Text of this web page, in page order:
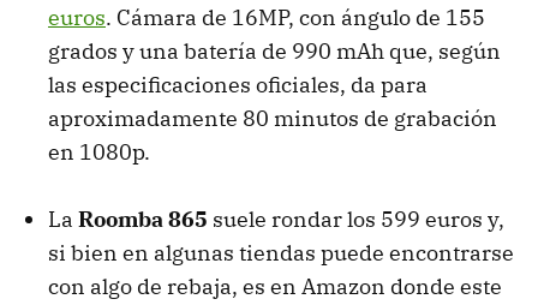
euros. Cámara de 16MP, con ángulo de 155
grados y una batería de 990 mAh que, según
las especificaciones oficiales, da para
aproximadamente 80 minutos de grabación
en 1080p.
La Roomba 865 suele rondar los 599 euros y,
si bien en algunas tiendas puede encontrarse
con algo de rebaja, es en Amazon donde este